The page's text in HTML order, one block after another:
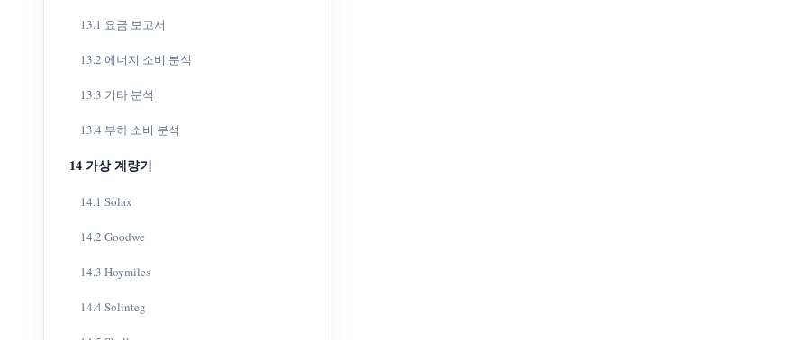
13.1 요금 보고서
13.2 에너지 소비 분석
13.3 기타 분석
13.4 부하 소비 분석
14 가상 계량기
14.1 Solax
14.2 Goodwe
14.3 Hoymiles
14.4 Solinteg